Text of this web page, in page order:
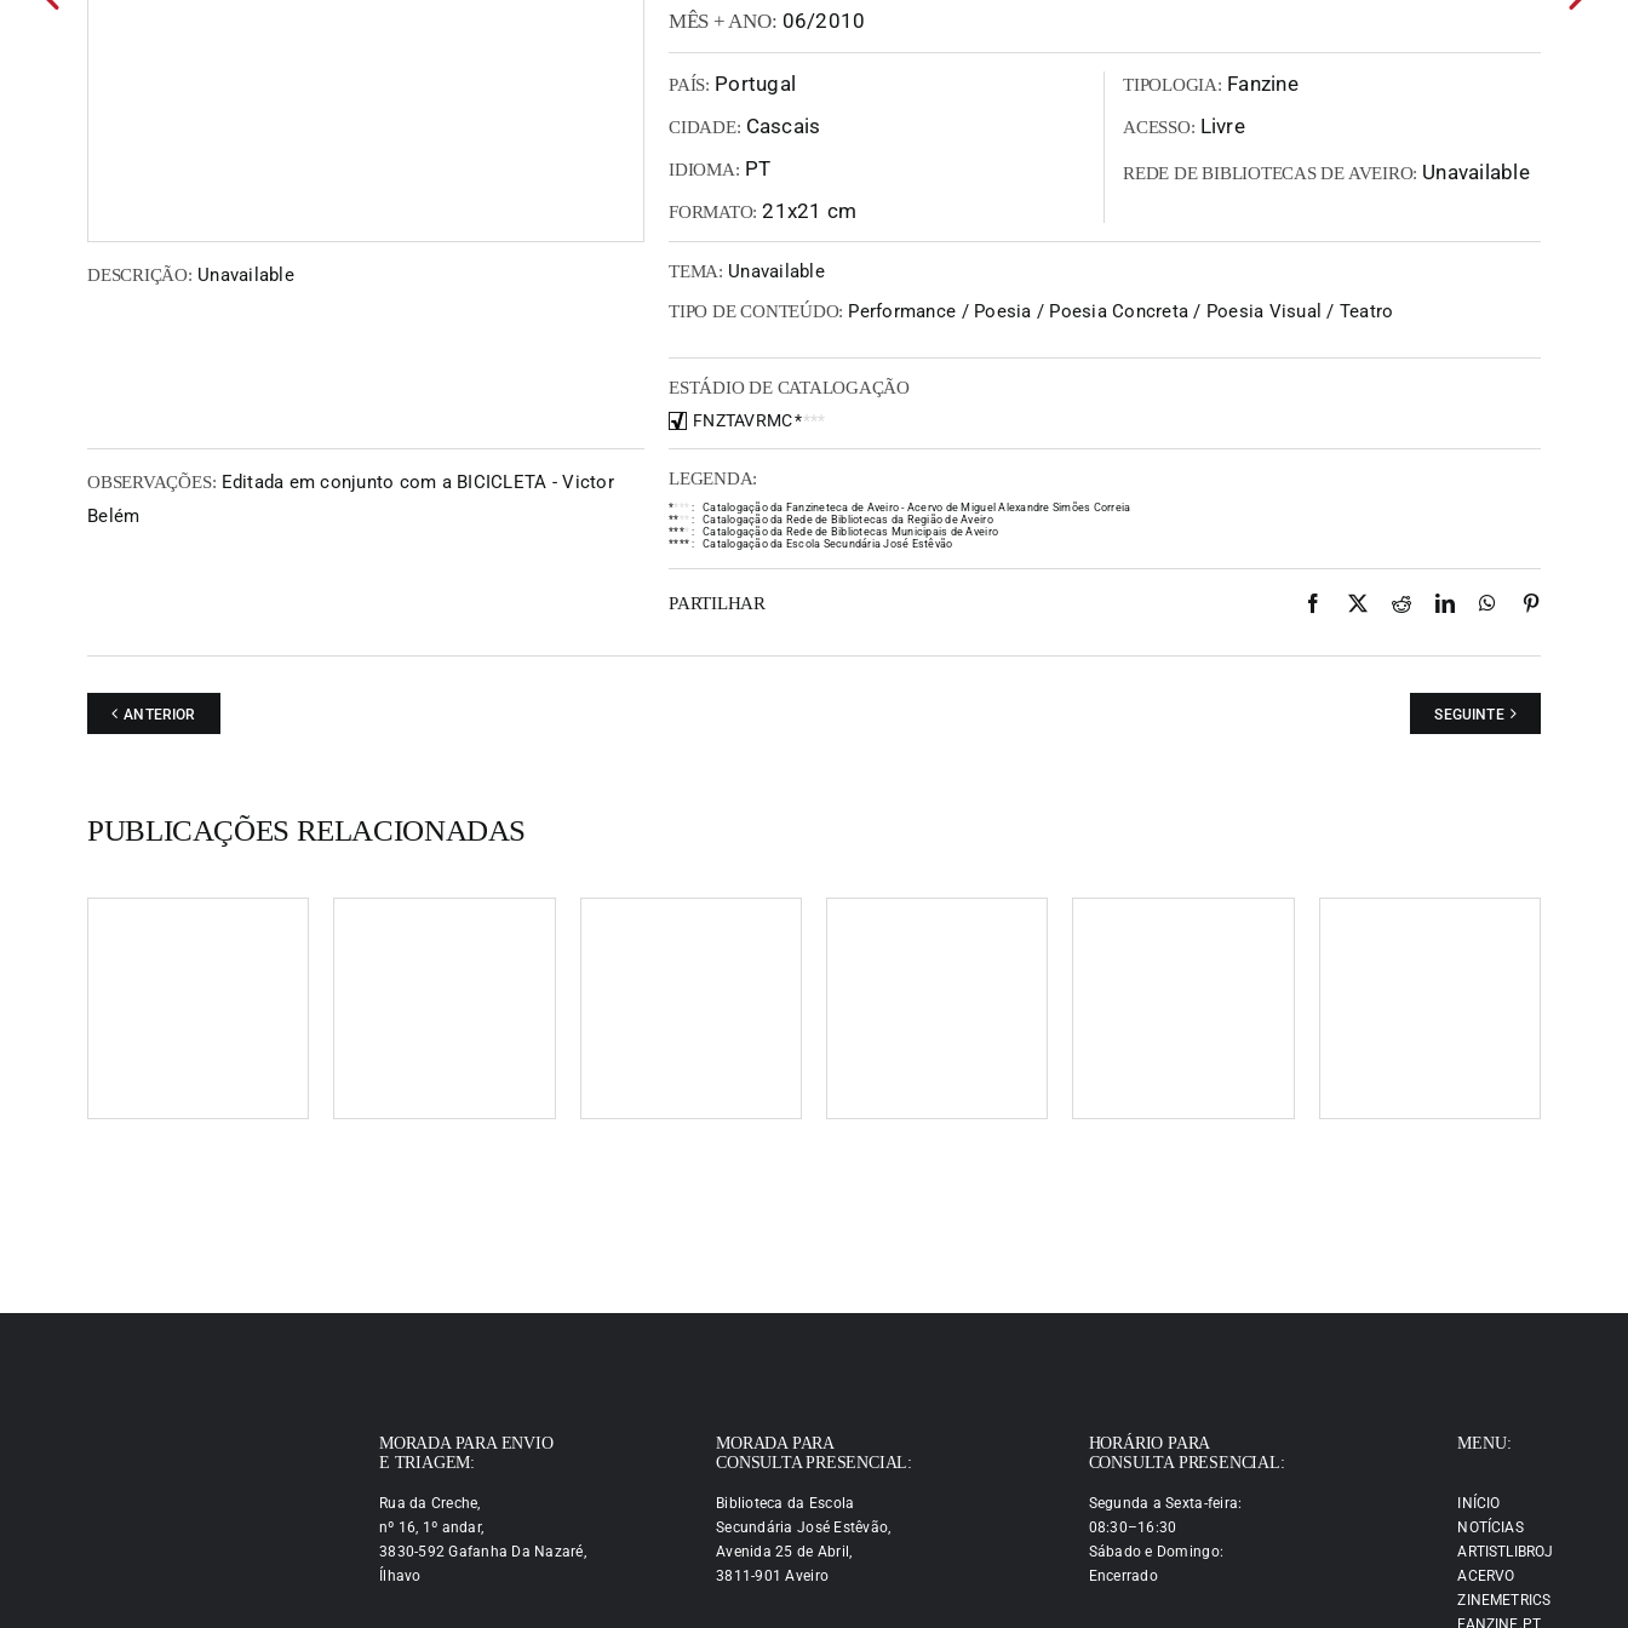
MÊS + ANO: 06/2010
PAÍS: Portugal
CIDADE: Cascais
IDIOMA: PT
FORMATO: 21x21 cm
TIPOLOGIA: Fanzine
ACESSO: Livre
REDE DE BIBLIOTECAS DE AVEIRO: Unavailable
DESCRIÇÃO: Unavailable TEMA: Unavailable
TIPO DE CONTEÚDO: Performance / Poesia / Poesia Concreta / Poesia Visual / Teatro
ESTÁDIO DE CATALOGAÇÃO
FNZTAVRMC****
OBSERVAÇÕES: Editada em conjunto com a BICICLETA - Victor
Belém
LEGENDA:
** * * :
Catalogação da Fanzineteca de Aveiro - Acervo de Miguel Alexandre Simões Correia
** * * :
Catalogação da Rede de Bibliotecas da Região de Aveiro
**** :
Catalogação da Rede de Bibliotecas Municipais de Aveiro
**** : Catalogação da Escola Secundária José Estêvão
PARTILHAR Facebook
X RedditLinkedInWhatsApp
ANTERIOR SEGUINTE
PUBLICAÇÕES RELACIONADAS
MORADA PARA ENVIO
E TRIAGEM:
Rua da Creche,
nº 16, 1º andar,
3830-592 Gafanha Da Nazaré,
Ílhavo
MORADA PARA
CONSULTA PRESENCIAL:
Biblioteca da Escola
Secundária José Estêvão,
Avenida 25 de Abril,
3811-901 Aveiro
HORÁRIO PARA
CONSULTA PRESENCIAL:
Segunda a Sexta-feira:
08:30–16:30
Sábado e Domingo:
Encerrado
MENU:
INÍCIO
NOTÍCIAS
ARTISTLIBROJ
ACERVO
ZINEMETRICS